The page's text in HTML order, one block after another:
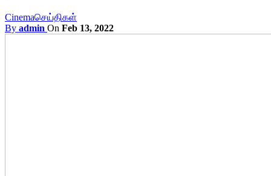
Cinemaசெய்திகள்
By admin On Feb 13, 2022